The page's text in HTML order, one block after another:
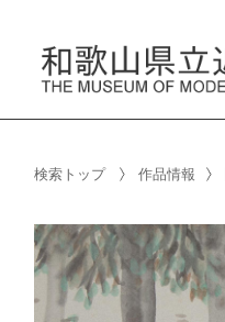
検索トップ 作品情報